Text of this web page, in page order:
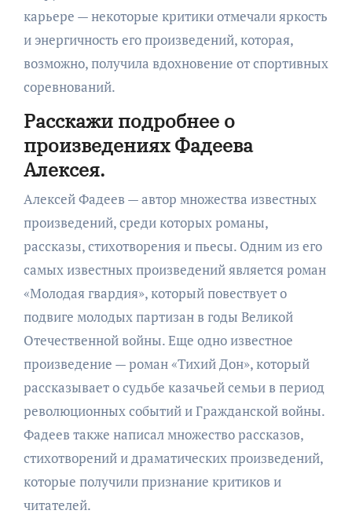
карьере — некоторые критики отмечали яркость
и энергичность его произведений, которая,
возможно, получила вдохновение от спортивных
соревнований.
Расскажи подробнее о
произведениях Фадеева
Алексея.
Алексей Фадеев — автор множества известных
произведений, среди которых романы,
рассказы, стихотворения и пьесы. Одним из его
самых известных произведений является роман
«Молодая гвардия», который повествует о
подвиге молодых партизан в годы Великой
Отечественной войны. Еще одно известное
произведение — роман «Тихий Дон», который
рассказывает о судьбе казачьей семьи в период
революционных событий и Гражданской войны.
Фадеев также написал множество рассказов,
стихотворений и драматических произведений,
которые получили признание критиков и
читателей.